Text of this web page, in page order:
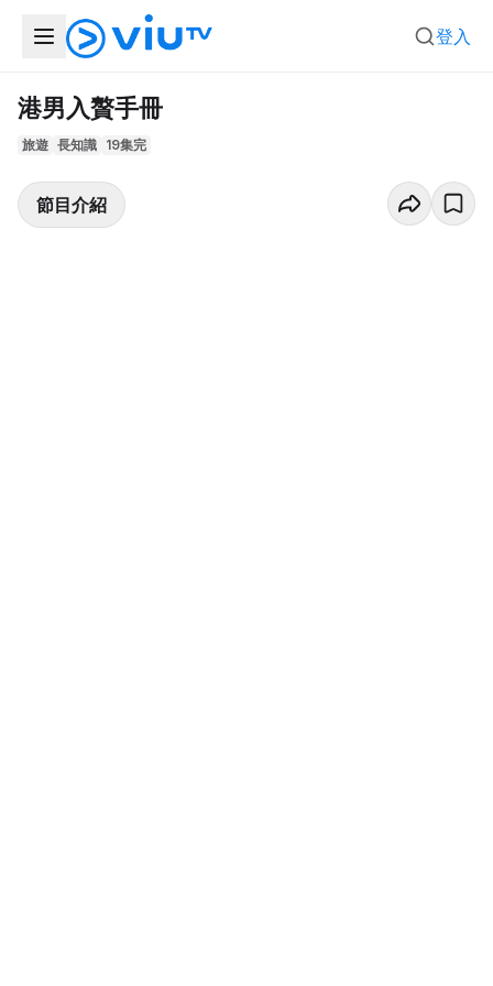
登入
港男入贅手冊
旅遊 長知識 19集完
節目介紹